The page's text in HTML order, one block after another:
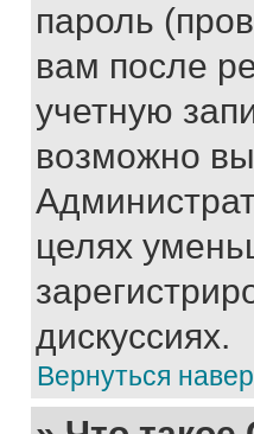
пароль
вам после
учетную
возможно
целях
дискуссиях.
Вернуться